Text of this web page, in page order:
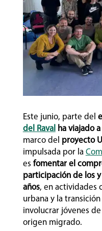
Este junio, parte del
del Raval
ha viajado
marco del proyecto
impulsada por la
es fomentar el
participación de los
años, en actividades
urbana y la
involucrar jóvenes
origen migrado.